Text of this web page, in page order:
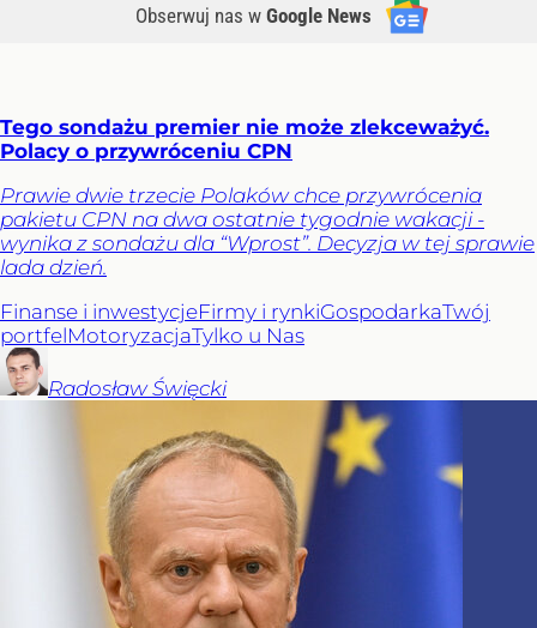
Obserwuj nas w Google News
Tego sondażu premier nie może zlekceważyć.
Polacy o przywróceniu CPN
Prawie dwie trzecie Polaków chce przywrócenia
pakietu CPN na dwa ostatnie tygodnie wakacji -
wynika z sondażu dla “Wprost”. Decyzja w tej sprawie
lada dzień.
Finanse i inwestycjeFirmy i rynkiGospodarkaTwój
portfelMotoryzacjaTylko u Nas
Radosław Święcki